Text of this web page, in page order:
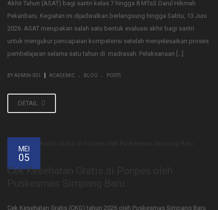
Akhir Tahun (ASAT) bagi santri kelas 7 hingga 8 MTsS Darul Hikmah
Pekanbaru. Kegiatan ini dijadwalkan berlangsung hingga Sabtu, 13 Juni
2026. ASAT merupakan salah satu bentuk evaluasi akhir bagi santri
untuk mengukur pencapaian kompetensi setelah menyelesaikan proses
pembelajaran selama satu tahun di madrasah. Pelaksanaan […]
BY ADMIN-001 | ACADEMIC . BLOG . POSTS
DETAIL
MEI
05
Cek Kesehatan Gratis di Ponpes oleh
Cek Kesehatan Gratis (CKG) tahun 2026 oleh Puskesmas Simpang Baru